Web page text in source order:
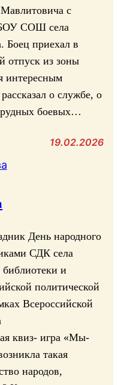
с
СОШ села
Боец приехал в
отпуск из зоны
интересным
о службе, о
боевых…
19.02.2026
День народного
СДК села
и
политической
Всероссийской
квиз- игра «Мы-
такая
народов,